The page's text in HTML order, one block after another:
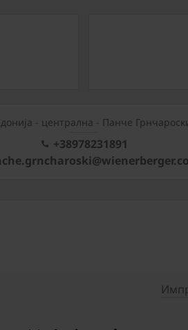
- централна - Панче
+38978231891